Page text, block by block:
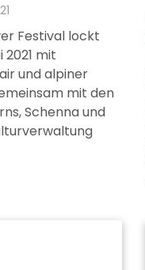
Festival lockt
2021 mit
und alpiner
mit den
Schenna und